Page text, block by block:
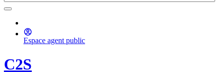
Espace agent public
C2S